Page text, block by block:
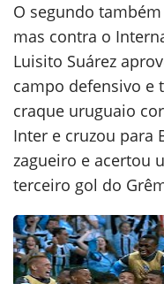
O segundo
mas contra o
Luisito Suárez
campo defensivo e
craque uruguaio
Inter e cruzou para
zagueiro e acertou
terceiro gol do